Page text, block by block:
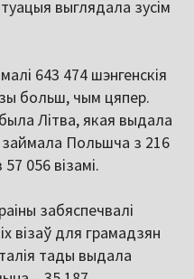
выглядала зусім
643 474 шэнгенскія
больш, чым цяпер.
Літва, якая выдала
займала Польшча з 216
056 візамі.
забяспечвалі
візаў для грамадзян
тады выдала